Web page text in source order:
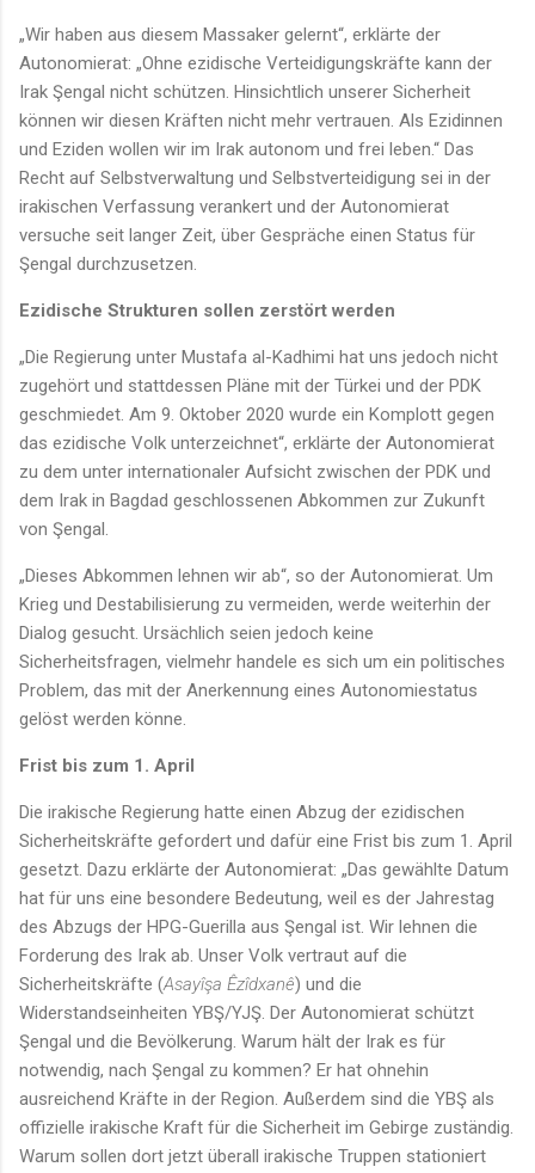
„Wir haben aus diesem Massaker gelernt“, erklärte der
Autonomierat: „Ohne ezidische Verteidigungskräfte kann der
Irak Şengal nicht schützen. Hinsichtlich unserer Sicherheit
können wir diesen Kräften nicht mehr vertrauen. Als Ezidinnen
und Eziden wollen wir im Irak autonom und frei leben.“ Das
Recht auf Selbstverwaltung und Selbstverteidigung sei in der
irakischen Verfassung verankert und der Autonomierat
versuche seit langer Zeit, über Gespräche einen Status für
Şengal durchzusetzen.
Ezidische Strukturen sollen zerstört werden
„Die Regierung unter Mustafa al-Kadhimi hat uns jedoch nicht
zugehört und stattdessen Pläne mit der Türkei und der PDK
geschmiedet. Am 9. Oktober 2020 wurde ein Komplott gegen
das ezidische Volk unterzeichnet“, erklärte der Autonomierat
zu dem unter internationaler Aufsicht zwischen der PDK und
dem Irak in Bagdad geschlossenen Abkommen zur Zukunft
von Şengal.
„Dieses Abkommen lehnen wir ab“, so der Autonomierat. Um
Krieg und Destabilisierung zu vermeiden, werde weiterhin der
Dialog gesucht. Ursächlich seien jedoch keine
Sicherheitsfragen, vielmehr handele es sich um ein politisches
Problem, das mit der Anerkennung eines Autonomiestatus
gelöst werden könne.
Frist bis zum 1. April
Die irakische Regierung hatte einen Abzug der ezidischen
Sicherheitskräfte gefordert und dafür eine Frist bis zum 1. April
gesetzt. Dazu erklärte der Autonomierat: „Das gewählte Datum
hat für uns eine besondere Bedeutung, weil es der Jahrestag
des Abzugs der HPG-Guerilla aus Şengal ist. Wir lehnen die
Forderung des Irak ab. Unser Volk vertraut auf die
Sicherheitskräfte (Asayîşa Êzîdxanê) und die
Widerstandseinheiten YBŞ/YJŞ. Der Autonomierat schützt
Şengal und die Bevölkerung. Warum hält der Irak es für
notwendig, nach Şengal zu kommen? Er hat ohnehin
ausreichend Kräfte in der Region. Außerdem sind die YBŞ als
offizielle irakische Kraft für die Sicherheit im Gebirge zuständig.
Warum sollen dort jetzt überall irakische Truppen stationiert